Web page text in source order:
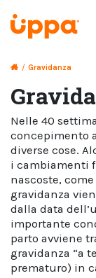
/ Gravidanza
Nelle 40
concepimento
diverse cose.
i cambiamenti
nascoste,
gravidanza
dalla data
importante
parto avviene
gravidanza “a
prematuro) in